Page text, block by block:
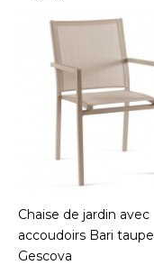
Chaise de jardin avec
accoudoirs Bari taupe
Gescova